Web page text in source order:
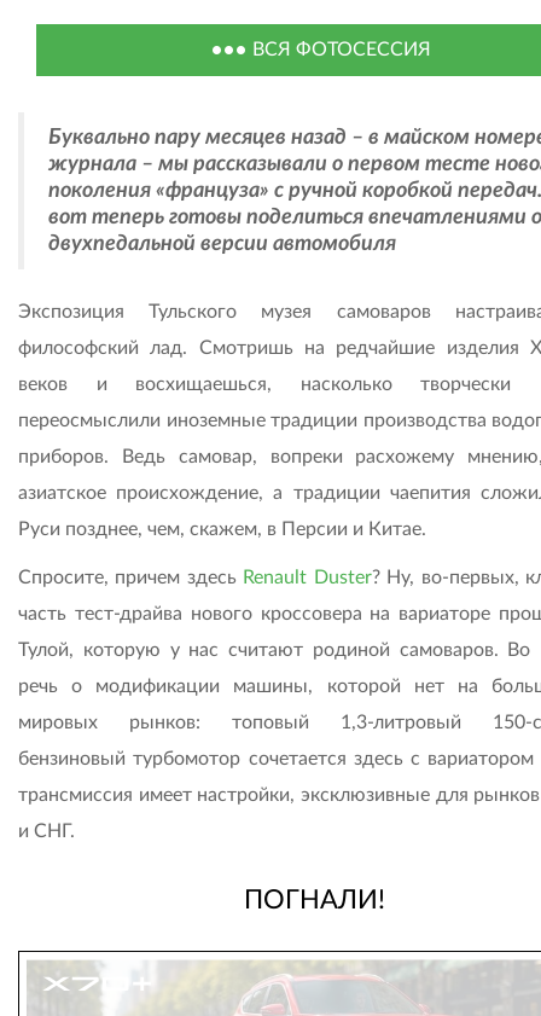
ВСЯ ФОТОСЕССИЯ
Буквально пару месяцев назад – в майском
журнала – мы рассказывали о первом тесте
поколения «француза» с ручной коробкой
вот теперь готовы поделиться впечатлениями
двухпедальной версии автомобиля
Экспозиция Тульского музея самоваров
философский лад. Смотришь на редчайшие изделия
веков и восхищаешься, насколько творчески
переосмыслили иноземные традиции производства
приборов. Ведь самовар, вопреки расхожему
азиатское происхождение, а традиции чаепития
Руси позднее, чем, скажем, в Персии и Китае.
Спросите, причем здесь Renault Duster? Ну, во-первых,
часть тест-драйва нового кроссовера на вариаторе
Тулой, которую у нас считают родиной самоваров. Во
речь о модификации машины, которой нет на
мировых рынков: топовый 1,3-литровый 150-
бензиновый турбомотор сочетается здесь с
трансмиссия имеет настройки, эксклюзивные для
и СНГ.
ПОГНАЛИ!